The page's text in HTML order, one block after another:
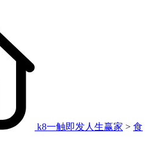
k8一触即发人生赢家 > 食